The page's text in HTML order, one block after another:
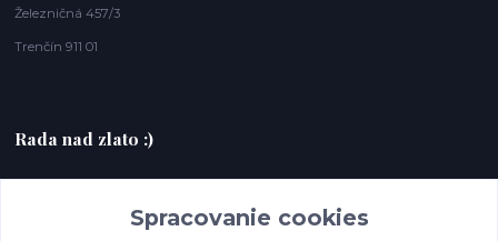
Železničná 457/3
Trenčín 911 01
Rada nad zlato :)
Spracovanie cookies